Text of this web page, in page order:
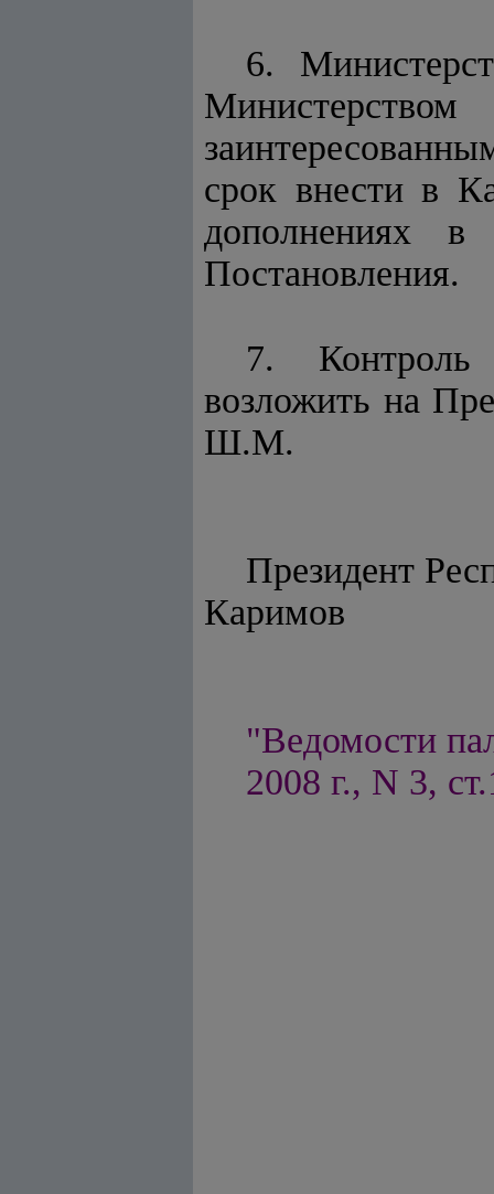
6.
срок внести в
дополнениях в
Постановления.
7. Контроль
возложить на
Ш.М.
Каримов
"Ведомости
2008 г., N 3,